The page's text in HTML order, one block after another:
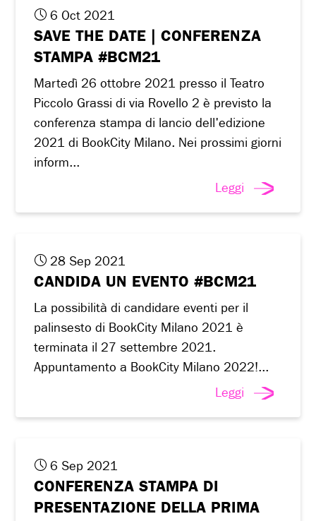
6 Oct 2021
SAVE THE DATE | CONFERENZA
STAMPA #BCM21
Martedì 26 ottobre 2021 presso il Teatro
Piccolo Grassi di via Rovello 2 è previsto la
conferenza stampa di lancio dell'edizione
2021 di BookCity Milano. Nei prossimi giorni
inform...
Leggi
28 Sep 2021
CANDIDA UN EVENTO #BCM21
La possibilità di candidare eventi per il
palinsesto di BookCity Milano 2021 è
terminata il 27 settembre 2021.
Appuntamento a BookCity Milano 2022!...
Leggi
6 Sep 2021
CONFERENZA STAMPA DI
PRESENTAZIONE DELLA PRIMA